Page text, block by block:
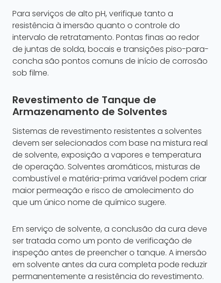
Para serviços de alto pH, verifique tanto a
resistência à imersão quanto o controle do
intervalo de retratamento. Pontas finas ao redor
de juntas de solda, bocais e transições piso-para-
concha são pontos comuns de início de corrosão
sob filme.
Revestimento de Tanque de
Armazenamento de Solventes
Sistemas de revestimento resistentes a solventes
devem ser selecionados com base na mistura real
de solvente, exposição a vapores e temperatura
de operação. Solventes aromáticos, misturas de
combustível e matéria-prima variável podem criar
maior permeação e risco de amolecimento do
que um único nome de químico sugere.
Em serviço de solvente, a conclusão da cura deve
ser tratada como um ponto de verificação de
inspeção antes de preencher o tanque. A imersão
em solvente antes da cura completa pode reduzir
permanentemente a resistência do revestimento.